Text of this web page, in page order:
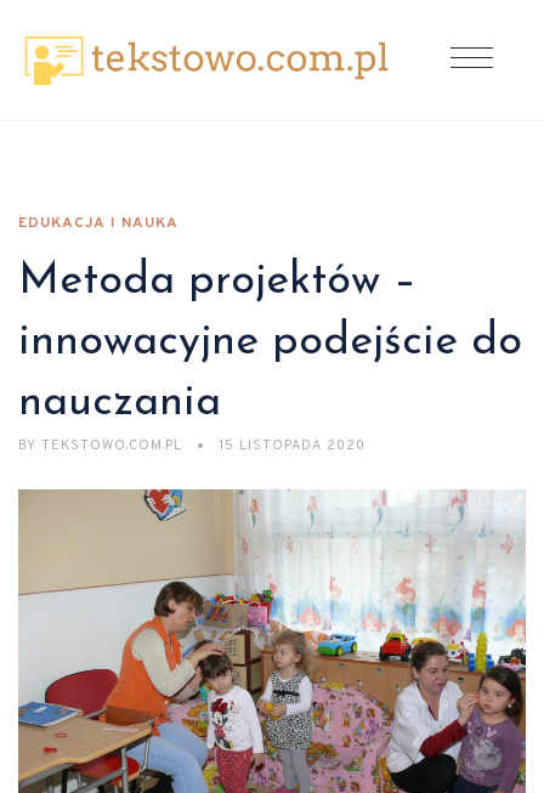
EDUKACJA I NAUKA
Metoda projektów –
innowacyjne podejście do
nauczania
BY TEKSTOWO.COM.PL 15 LISTOPADA 2020